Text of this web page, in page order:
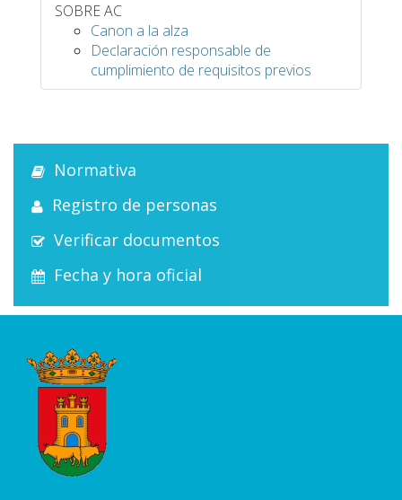
SOBRE AC
Canon a la alza
Declaración responsable de
cumplimiento de requisitos previos
Normativa
Registro de personas
Verificar documentos
Fecha y hora oficial